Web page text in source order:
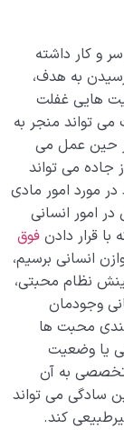
و کار داشته
به هدف،
هایی غفلت
تواند منجر به
حین عمل می
جاده می تواند
مورد امور مادی
امور انسانی
قرار دادن فوق
انسانی برسیم،
نظام محبتی،
وجودمان
محبت ها
یا وضعیت
تخصصی به آن
سادگی می تواند
کند.